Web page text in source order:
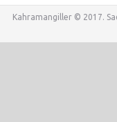
Kahramangiller © 2017.